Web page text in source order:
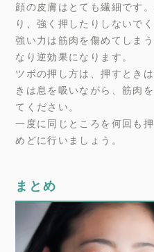
顔の皮膚はとても繊細です
り、強く押したりしないでく
強い力は筋肉を傷めてしま
なり逆効果になります。
ツボの押し方は、押すとき
きは息を吸いながら、筋肉
てください。
一度に同じところを何回も
めどに行いましょう。
まとめ